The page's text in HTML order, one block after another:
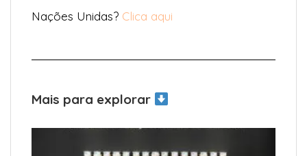
Nações Unidas? Clica aqui
Mais para explorar